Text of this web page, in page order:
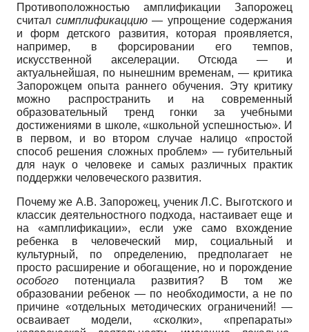
Противоположностью амплификации Запорожец
считал симплификаццию — упрощение содержания
и форм детского развития, которая проявляется,
например, в форсировании его темпов,
искусственной акселерации. Отсюда — и
актуальнейшая, по нынешним временам, — критика
Запорожцем опыта раннего обучения. Эту критику
можно распространить и на современный
образовательный тренд гонки за учебными
достижениями в школе, «школьной успешностью». И
в первом, и во втором случае налицо «простой
способ решения сложных проблем» — губительный
для наук о человеке и самых различных практик
поддержки человеческого развития.
Почему же А.В. Запорожец, ученик Л.С. Выготского и
классик деятельностного подхода, настаивает еще и
на «амплификации», если уже само вхождение
ребенка в человеческий мир, социальный и
культурный, по определению, предполагает не
просто расширение и обогащение, но и порождение
особого потенциала развития? В том же
образовании ребенок — по необходимости, а не по
причине «отдельных методических ограничений! —
осваивает модели, «сколки», «препараты»